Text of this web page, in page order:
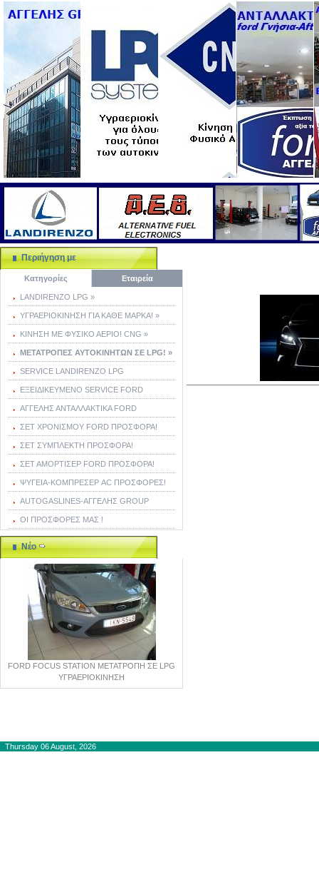
Περιήγηση με
Κατηγορίες Εταιρεία
LANDIRENZO LPG »
ΥΓΡΑΕΡΙΟΚΙΝΗΣΗ ΓΙΑ ΚΑΘΕ ΜΑΡΚΑ! »
ΚΙΝΗΣΗ ΜΕ ΦΥΣΙΚΟ ΑΕΡΙΟ! CNG »
ΜΕΤΑΤΡΟΠΕΣ ΑΥΤΟΚΙΝΗΤΩΝ ΣΕ LPG! »
SERVICE LANDIRENZO LPG
ΕΞΕΙΔΙΚΕΥΜΕΝΟ SERVICE FORD
ΑΓΓΕΛΗΣ ΑΝΤΑΛΛΑΚΤΙΚΑ FORD
ΣΕΤ ΧΡΟΝΙΣΜΟΥ FORD ΠΡΟΣΦΟΡΑ!
ΣΕΤ ΣΥΜΠΛΕΚΤΗ ΠΡΟΣΦΟΡΑ!
ΣΕΤ ΑΜΟΡΤΙΣΕΡ FORD ΠΡΟΣΦΟΡΑ!
ΨΥΓΕΙΑ-ΚΟΜΠΡΕΣΕΡ AC ΠΡΟΣΦΟΡΕΣ!
AUTOGASLINES-ΑΓΓΕΛΗΣ GROUP
ΟΙ ΠΡΟΣΦΟΡΕΣ ΜΑΣ !
Νέο
FORD FOCUS STATION ΜΕΤΑΤΡΟΠΗ ΣΕ LPG
ΥΓΡΑΕΡΙΟΚΙΝΗΣΗ
Thursday 06 August, 2026